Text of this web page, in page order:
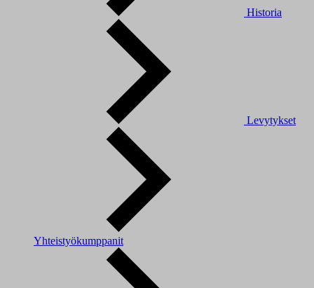
Historia
Levytykset
Yhteistyökumppanit